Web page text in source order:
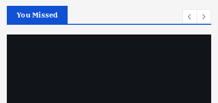
You Missed